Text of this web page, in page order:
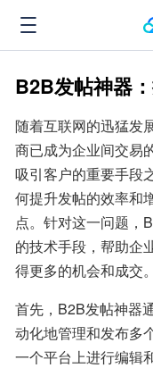
B2B发帖神器
随着互联网的迅猛发
商已成为企业间交易
吸引客户的重要手段
何提升发帖的效率和
点。针对这一问题，
的技术手段，帮助企
得更多的机会和成交。
首先，B2B发帖神器
动化地管理和发布多
一个平台上进行编辑